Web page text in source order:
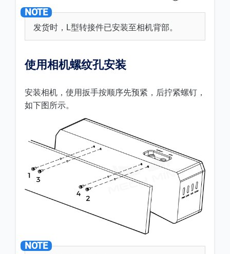
发货时，L型转接件已安装至相机背部。
使用相机螺纹孔安装
安装相机，使用扳手按顺序先预紧，后拧紧螺钉，
如下图所示。